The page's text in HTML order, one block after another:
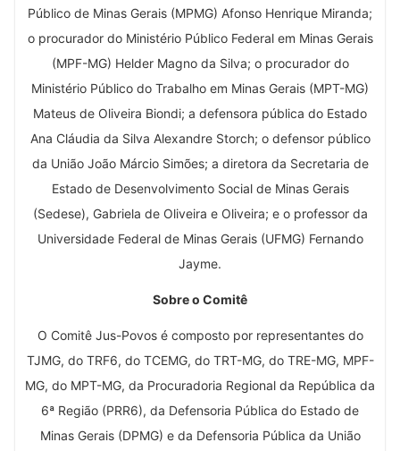
Público de Minas Gerais (MPMG) Afonso Henrique Miranda;
o procurador do Ministério Público Federal em Minas Gerais
(MPF-MG) Helder Magno da Silva; o procurador do
Ministério Público do Trabalho em Minas Gerais (MPT-MG)
Mateus de Oliveira Biondi; a defensora pública do Estado
Ana Cláudia da Silva Alexandre Storch; o defensor público
da União João Márcio Simões; a diretora da Secretaria de
Estado de Desenvolvimento Social de Minas Gerais
(Sedese), Gabriela de Oliveira e Oliveira; e o professor da
Universidade Federal de Minas Gerais (UFMG) Fernando
Jayme.
Sobre o Comitê
O Comitê Jus-Povos é composto por representantes do
TJMG, do TRF6, do TCEMG, do TRT-MG, do TRE-MG, MPF-
MG, do MPT-MG, da Procuradoria Regional da República da
6ª Região (PRR6), da Defensoria Pública do Estado de
Minas Gerais (DPMG) e da Defensoria Pública da União